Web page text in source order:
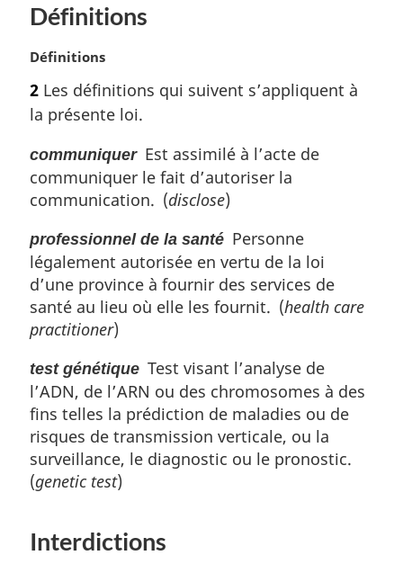
a
g
n
a
e
:
Définitions
N
t
e
a
r
g
n
a
e
:
Définitions
2 Les définitions qui suivent s’appliquent à
la présente loi.
communiquerEst assimilé à l’acte de
communiquer le fait d’autoriser la
communication. (disclose)
professionnel de la santé Personne
légalement autorisée en vertu de la loi
d’une province à fournir des services de
santé au lieu où elle les fournit. (health care
practitioner)
test génétique Test visant l’analyse de
l’ADN, de l’ARN ou des chromosomes à des
fins telles la prédiction de maladies ou de
risques de transmission verticale, ou la
surveillance, le diagnostic ou le pronostic.
(genetic test)
Interdictions